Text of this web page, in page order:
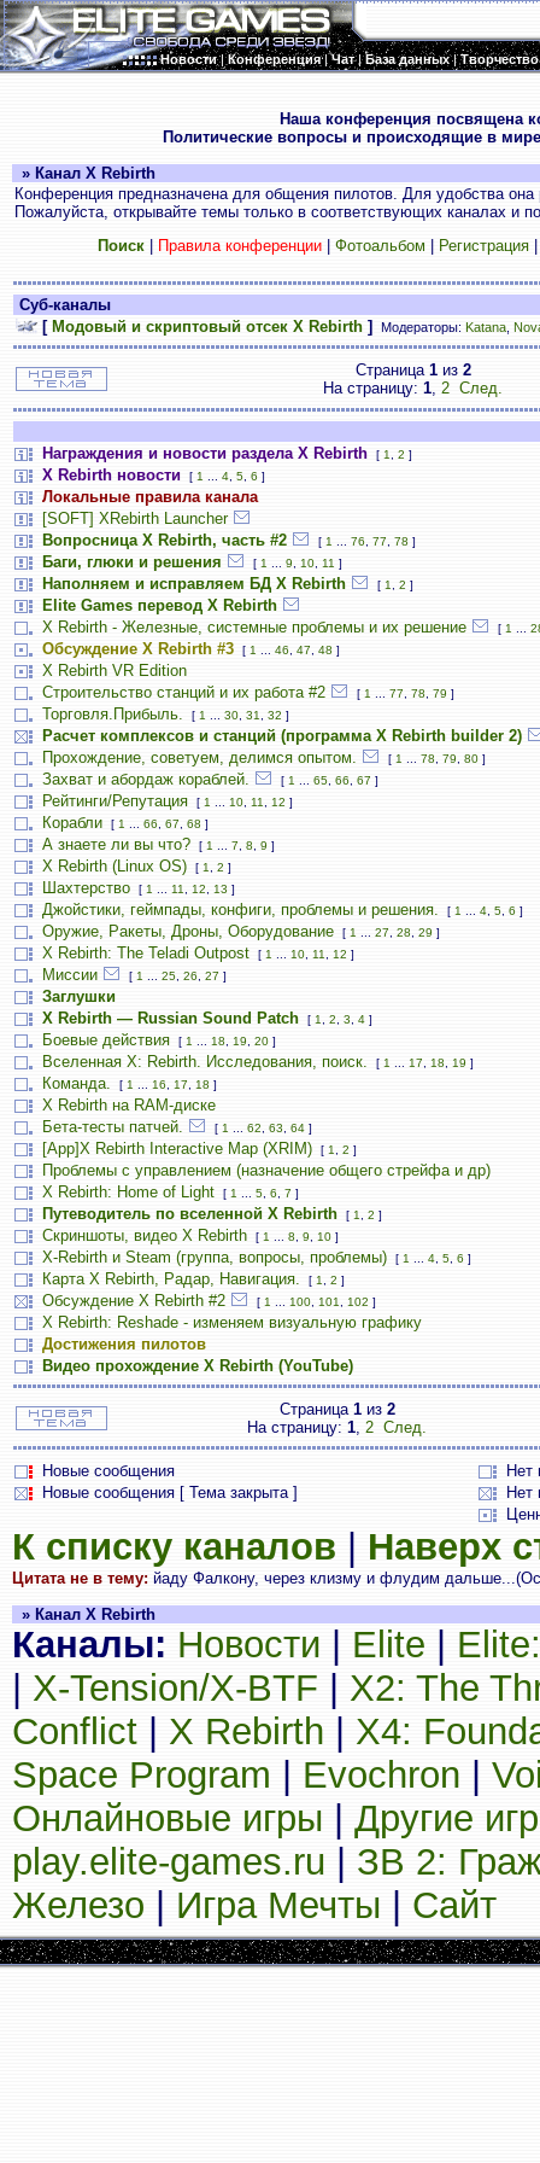
Новости|Конференция|Чат|База данных|Творчество
Наша конференция посвящена
Политические вопросы и происходящие в
» Канал X Rebirth
Конференция предназначена для общения пилотов. Для удобства
Пожалуйста, открывайте темы только в соответствующих каналах и
Поиск| Правила конференции| Фотоальбом Регистрация
Суб-каналы
[ Модовый и скриптовый отсек X Rebirth ] Модераторы: Katana
Страница 1из 2
На страницу: 1, 2 След.
Награждения и новости раздела X Rebirth [ 1 2 ]
X Rebirth новости [ 1 4 5 6 ]
Локальные правила канала
[SOFT] XRebirth Launcher
Вопросница X Rebirth, часть #2
[ 1 76 77 78 ]
Баги, глюки и решения [ 1 9 10 11 ]
Наполняем и исправляем БД X Rebirth [ 1 2 ]
Elite Games перевод X Rebirth
X Rebirth - Железные, системные проблемы и их решение
[ 1
Обсуждение X Rebirth #3 [ 1 46 47 48 ]
X Rebirth VR Edition
Строительство станций и их работа #2
[ 1 77 78 79 ]
Торговля.Прибыль. [ 1 30 31 32 ]
Расчет комплексов и станций (программа X Rebirth builder 2)
Прохождение, советуем, делимся опытом.
[ 1 78 79 80 ]
Захват и абордаж кораблей. [ 1 65 66 67 ]
Рейтинги/Репутация [ 1 10 11 12 ]
Корабли [ 1 66 67 68 ]
А знаете ли вы что? [ 1 7 8 9 ]
X Rebirth (Linux OS) [ 1 2 ]
Шахтерство [ 1 11 12 13 ]
Джойстики, геймпады, конфиги, проблемы и решения. [ 1 4 5 6 ]
Оружие, Ракеты, Дроны, Оборудование [ 1 27 28 29 ]
X Rebirth: The Teladi Outpost [ 1 10 11 12 ]
Миссии [ 1 25 26 27 ]
Заглушки
X Rebirth — Russian Sound Patch
[ 1 2 3 4 ]
Боевые действия [ 1 18 19 20 ]
Вселенная X: Rebirth. Исследования, поиск. [ 1 17 18 19 ]
Команда. [ 1 16 17 18 ]
X Rebirth на RAM-диске
Бета-тесты патчей.
[ 1 62 63 64 ]
[App]X Rebirth Interactive Map (XRIM) [ 1 2 ]
Проблемы с управлением (назначение общего стрейфа и др)
X Rebirth: Home of Light
[ 1 5 6 7 ]
Путеводитель по вселенной X Rebirth [ 1 2 ]
Скриншоты, видео X Rebirth [ 1 8 9 10 ]
X-Rebirth и Steam (группа, вопросы, проблемы) [ 1 4 5 6 ]
Карта X Rebirth, Радар, Навигация. [ 1 2 ]
Обсуждение X Rebirth #2 [ 1 100 101 102 ]
X Rebirth: Reshade - изменяем визуальную графику
Достижения пилотов
Видео прохождение X Rebirth (YouTube)
Страница 1из 2
На страницу: 1, 2 След.
Новые сообщения
Нет
Новые сообщения [ Тема закрыта ]
Нет
К списку каналов Наверх
Цитата не в тему: йаду Фалкону, через клизму и флудим
» Канал X Rebirth
Каналы: Новости Elite
X-Tension/X-BTF
X2: The
Conflict
X Rebirth
X4:
Space Program
Evochron
Онлайновые игры
Другие
play.elite-games.ru
ЗВ 2:
Железо
Игра Мечты Сайт